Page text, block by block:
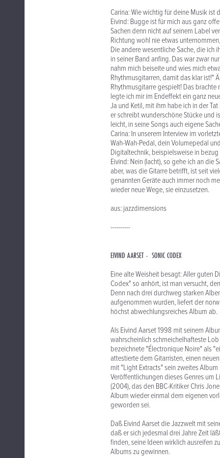
Carina: Wie wichtig für deine Musik
Eivind: Bugge ist für mich aus ganz
Sachen denn nicht auf seinem Label
Richtung wohl nie etwas
Die andere wesentliche Sache, die ich
in seiner Band anfing. Das war zwar
nahm mich beiseite und wies mich
Rhythmusgitarren, damit das klar ist!"
Rhythmusgitarre gespielt! Das
legte ich mir im Endeffekt ein ganz
Ja und Ketil, mit ihm habe ich in der
er schreibt wunderschöne Stücke und
leicht, in seine Songs auch eigene
Carina: In unserem Interview im
Wah-Wah-Pedal, dein Volumepedal
Digitaltechnik, beispielsweise in
Eivind: Nein (lacht), so gehe ich an
aber, was die Gitarre betrifft, ist seit
genannten Geräte auch immer noch
wieder neue Wege, sie einzusetzen.
aus: jazzdimensions
----------
EIVIND AARSET - SONIC CODEX
Eine alte Weisheit besagt: Aller guten
Codex" so anhört, ist man versucht,
Denn nach drei durchweg starken
aufgenommen wurden, liefert der
höchst abwechlungsreiches Album ab.
Als Eivind Aarset 1998 mit seinem
wahrscheinlich schmeichelhafteste
bezeichnete "Électronique Noire" als
attestierte dem Gitarristen, einen
mit "Light Extracts" sein zweites
Veröffentlichungen dieses Genres um
(2004), das den BBC-Kritiker Chris
Album wieder einmal dem eigenen
geworden sei.
Daß Eivind Aarset die Jazzwelt mit
daß er sich jedesmal drei Jahre Zeit
finden, seine Ideen wirklich ausreifen
Albums zu gewinnen.